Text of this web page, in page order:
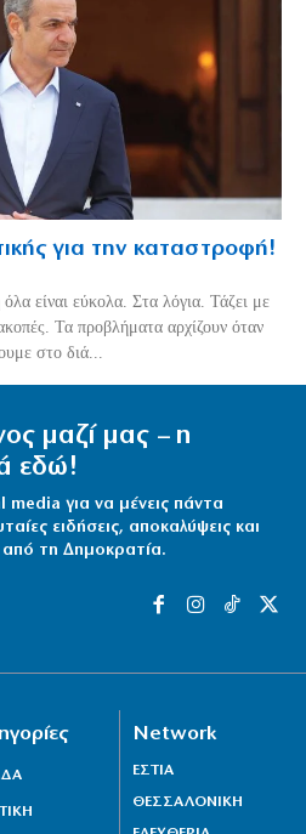
για την καταστροφή!
είναι εύκολα. Στα λόγια. Τάζει με
Τα προβλήματα αρχίζουν όταν
στο διά...
μαζί μας – η
εδώ!
για να μένεις πάντα
ειδήσεις, αποκαλύψεις και
από τη Δημοκρατία.
Network
ΕΣΤΙΑ
ΘΕΣΣΑΛΟΝΙΚΗ